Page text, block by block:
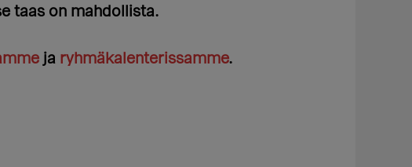
taas on mahdollista.
ja ryhmäkalenterissamme.